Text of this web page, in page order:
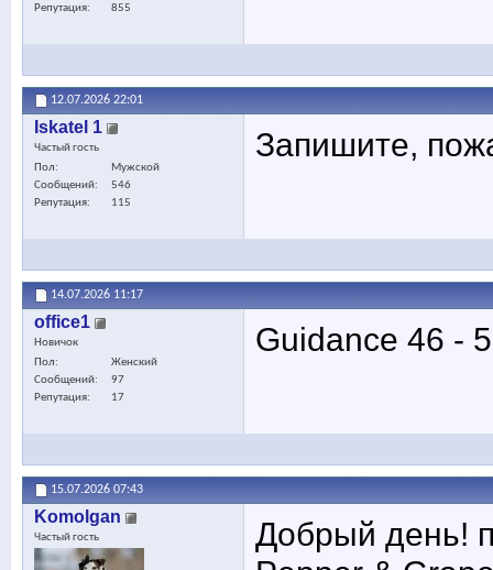
Репутация
855
12.07.2026 22:01
Iskatel 1
Частый гость
Пол
Мужской
Сообщений
546
Репутация
115
Запишите,
14.07.2026 11:17
office1
Новичок
Пол
Женский
Сообщений
97
Репутация
17
Guidance 46 -
15.07.2026 07:43
Komolgan
Частый гость
Добрый день!